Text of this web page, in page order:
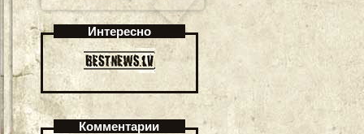
Интересно
Комментарии